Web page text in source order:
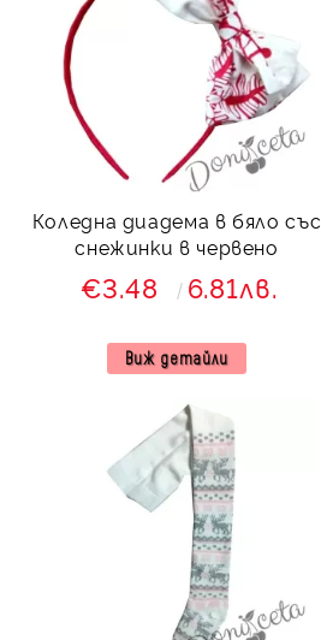
Коледна диадема в бяло със
снежинки в червено
€3.48 6.81лв.
Виж детайли